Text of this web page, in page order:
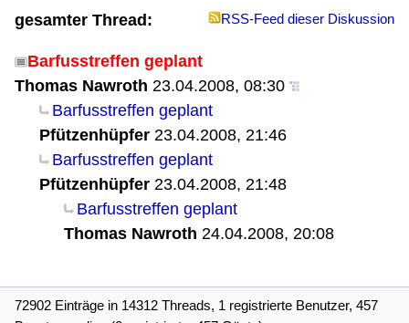
gesamter Thread: RSS-Feed dieser Diskussion
Barfusstreffen geplant
Thomas Nawroth 23.04.2008, 08:30
Barfusstreffen geplant
Pfützenhüpfer 23.04.2008, 21:46
Barfusstreffen geplant
Pfützenhüpfer 23.04.2008, 21:48
Barfusstreffen geplant
Thomas Nawroth 24.04.2008, 20:08
72902 Einträge in 14312 Threads, 1 registrierte Benutzer, 457